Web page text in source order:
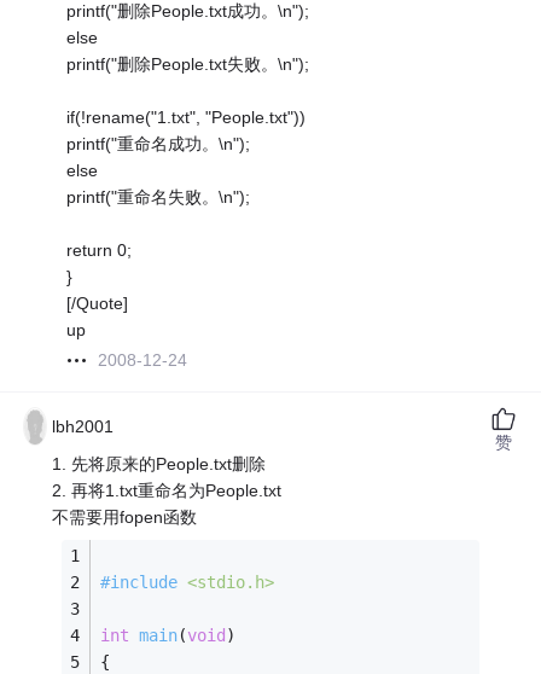
printf("删除People.txt成功。\n");
else
printf("删除People.txt失败。\n");
if(!rename("1.txt", "People.txt"))
printf("重命名成功。\n");
else
printf("重命名失败。\n");
return 0;
}
[/Quote]
up
2008-12-24
lbh2001
1. 先将原来的People.txt删除
2. 再将1.txt重命名为People.txt
不需要用fopen函数
#include <stdio.h>
int main(void )
{
赞